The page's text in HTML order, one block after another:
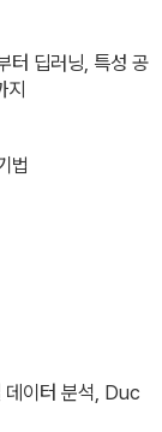
터 딥러닝, 특성 공
지
법
이터 분석, Duc